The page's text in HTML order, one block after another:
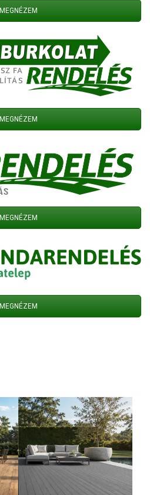
MEGNÉZEM
MEGNÉZEM
MEGNÉZEM
MEGNÉZEM